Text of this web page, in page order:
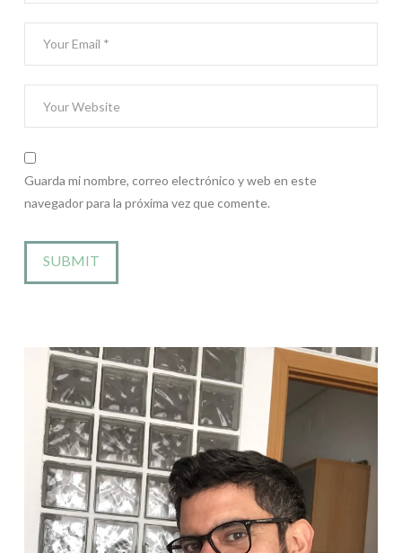
Guarda mi nombre, correo electrónico y web en este
navegador para la próxima vez que comente.